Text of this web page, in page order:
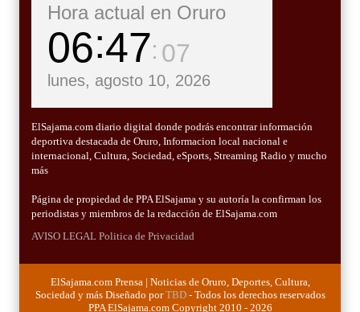
Hora actual en Oruro
06 47 08
lunes, agosto 10, 2026
ElSajama.com diario digital donde podrás encontrar información
deportiva destacada de Oruro, Informacion local nacional e
internacional, Cultura, Sociedad, eSports, Streaming Radio y mucho
más
Página de propiedad de PPA ElSajama y su autoría la confirman los
periodistas y miembros de la redacción de ElSajama.com
AVISO LEGAL Politica de Privacidad
ElSajama.com Prensa | Noticias de Oruro, Deportes, Cultura,
Sociedad y más Diseñado porTBD- Todos los derechos reservados
PPA ElSajama.com Copyright 2010 - 2026